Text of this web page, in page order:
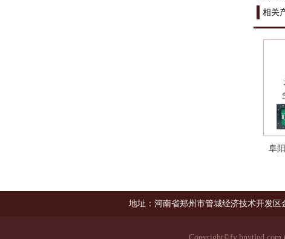
相关
阜
地址：河南省郑州市管城经济技术开发区